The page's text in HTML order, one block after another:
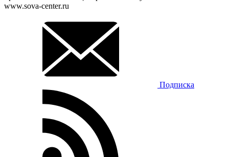
www.sova-center.ru
Подписка